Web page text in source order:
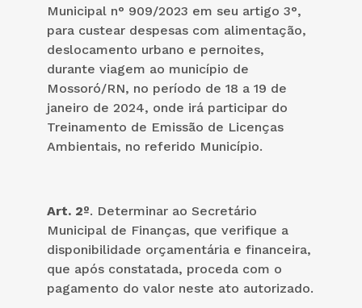
Municipal n° 909/2023 em seu artigo 3°,
para custear despesas com alimentação,
deslocamento urbano e pernoites,
durante viagem ao município de
Mossoró/RN, no período de 18 a 19 de
janeiro de 2024, onde irá participar do
Treinamento de Emissão de Licenças
Ambientais, no referido Município.
Art. 2º. Determinar ao Secretário
Municipal de Finanças, que verifique a
disponibilidade orçamentária e financeira,
que após constatada, proceda com o
pagamento do valor neste ato autorizado.